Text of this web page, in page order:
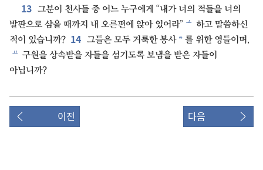
13 그분이 천사들 중 어느 누구에게 “내가 너의 적들을 너의
발판으로 삼을 때까지 내 오른편에 앉아 있어라” ㅗ 하고 말씀하신
적이 있습니까? 14 그들은 모두 거룩한 봉사 * 를 위한 영들이며,
ㅛ 구원을 상속받을 자들을 섬기도록 보냄을 받은 자들이
아닙니까?
이전 다음